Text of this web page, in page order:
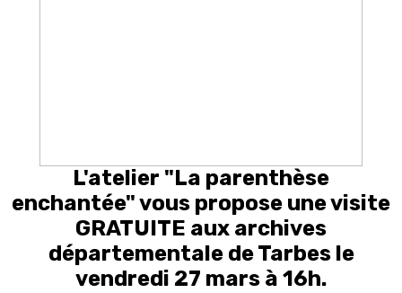
L'atelier "La parenthèse
enchantée" vous propose une visite
GRATUITE aux archives
départementale de Tarbes le
vendredi 27 mars à 16h.